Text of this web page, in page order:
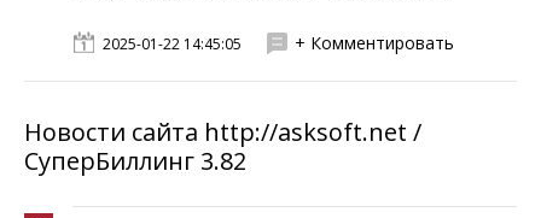
2025-01-22 14:45:05 + Комментировать
Новости сайта http://asksoft.net /
СуперБиллинг 3.82